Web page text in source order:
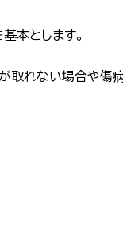
本とします。
れない場合や傷